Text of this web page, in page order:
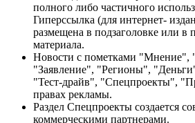
полного либо частичного
Гиперссылка (для интернет-
размещена в подзаголовке или в
материала.
Новости с пометками "Мнение",
"Заявление", "Регионы",
"Тест-драйв", "Спецпроекты",
правах рекламы.
Раздел Спецпроекты создается
коммерческими партнерами.